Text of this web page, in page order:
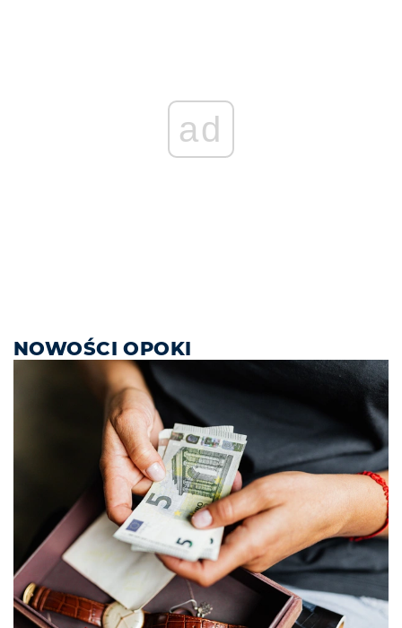
ad
NOWOŚCI OPOKI